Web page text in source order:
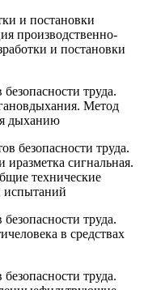
и постановки
производственно-
и постановки
труда.
Метод
дыханию
безопасности труда.
иразметка сигнальная.
технические
испытаний
труда.
в средствах
труда.